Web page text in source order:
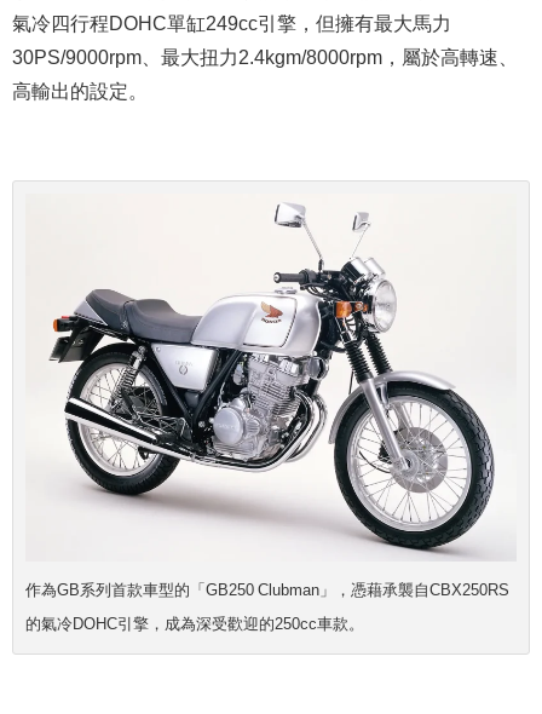
氣冷四行程DOHC單缸249cc引擎，但擁有最大馬力
30PS/9000rpm、最大扭力2.4kgm/8000rpm，屬於高轉速、
高輸出的設定。
作為GB系列首款車型的「GB250 Clubman」，憑藉承襲自CBX250RS
的氣冷DOHC引擎，成為深受歡迎的250cc車款。